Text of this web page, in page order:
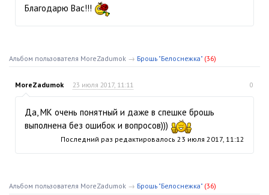
Благодарю Вас!!!
Альбом пользователя MoreZadumok → Брошь "Белоснежка" (36)
MoreZadumok 23 июля 2017, 11:11 0
Да, МК очень понятный и даже в спешке брошь
выполнена без ошибок и вопросов)))
Последний раз редактировалось 23 июля 2017, 11:12
Альбом пользователя MoreZadumok → Брошь "Белоснежка" (36)